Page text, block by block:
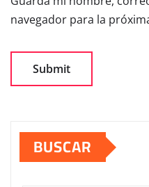
navegador para la
BUSCAR